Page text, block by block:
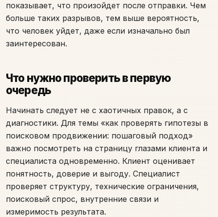
показывает, что произойдет после отправки. Чем
больше таких разрывов, тем выше вероятность,
что человек уйдет, даже если изначально был
заинтересован.
Что нужно проверить в первую
очередь
Начинать следует не с хаотичных правок, а с
диагностики. Для темы «как проверять гипотезы в
поисковом продвижении: пошаговый подход»
важно посмотреть на страницу глазами клиента и
специалиста одновременно. Клиент оценивает
понятность, доверие и выгоду. Специалист
проверяет структуру, технические ограничения,
поисковый спрос, внутренние связи и
измеримость результата.